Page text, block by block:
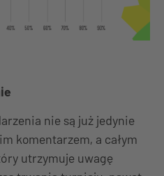
nie są już jedynie
komentarzem, a całym
utrzymuje uwagę